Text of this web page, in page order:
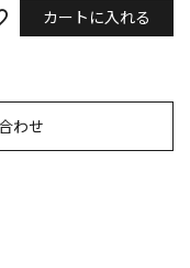
カートに入れる
わせ